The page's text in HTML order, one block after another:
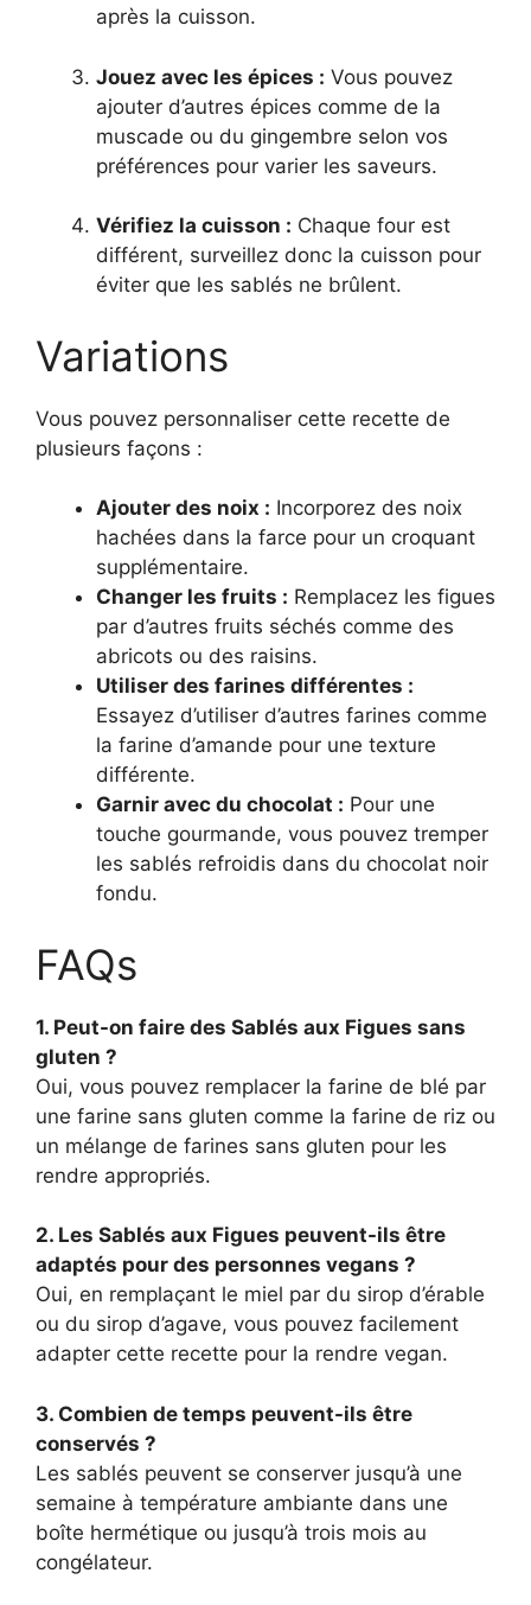
après la cuisson.
Jouez avec les épices : Vous pouvez
ajouter d’autres épices comme de la
muscade ou du gingembre selon vos
préférences pour varier les saveurs.
Vérifiez la cuisson : Chaque four est
différent, surveillez donc la cuisson pour
éviter que les sablés ne brûlent.
Variations
Vous pouvez personnaliser cette recette de
plusieurs façons :
Ajouter des noix : Incorporez des noix
hachées dans la farce pour un croquant
supplémentaire.
Changer les fruits : Remplacez les figues
par d’autres fruits séchés comme des
abricots ou des raisins.
Utiliser des farines différentes :
Essayez d’utiliser d’autres farines comme
la farine d’amande pour une texture
différente.
Garnir avec du chocolat : Pour une
touche gourmande, vous pouvez tremper
les sablés refroidis dans du chocolat noir
fondu.
FAQs
1. Peut-on faire des Sablés aux Figues sans
gluten ?
Oui, vous pouvez remplacer la farine de blé par
une farine sans gluten comme la farine de riz ou
un mélange de farines sans gluten pour les
rendre appropriés.
2. Les Sablés aux Figues peuvent-ils être
adaptés pour des personnes vegans ?
Oui, en remplaçant le miel par du sirop d’érable
ou du sirop d’agave, vous pouvez facilement
adapter cette recette pour la rendre vegan.
3. Combien de temps peuvent-ils être
conservés ?
Les sablés peuvent se conserver jusqu’à une
semaine à température ambiante dans une
boîte hermétique ou jusqu’à trois mois au
congélateur.